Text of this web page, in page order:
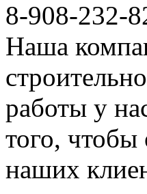
8-908-232-
Наша
работы у
того, чтобы
наших